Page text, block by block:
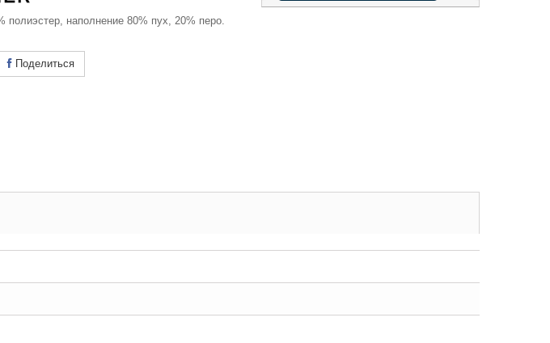
полиэстер, наполнение 80% пух, 20% перо.
Поделиться